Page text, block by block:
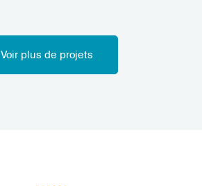
Voir plus de projets